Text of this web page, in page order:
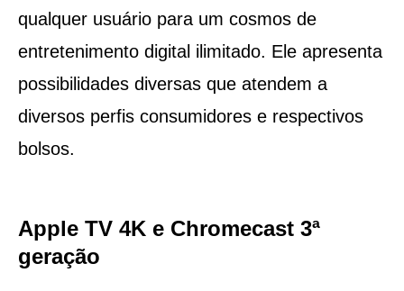
qualquer usuário para um cosmos de
entretenimento digital ilimitado. Ele apresenta
possibilidades diversas que atendem a
diversos perfis consumidores e respectivos
bolsos.
Apple TV 4K e Chromecast 3ª
geração